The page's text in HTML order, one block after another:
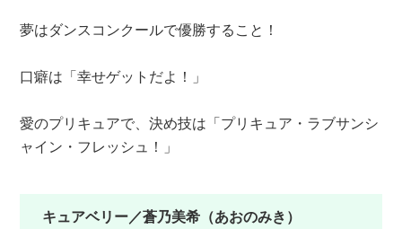
夢はダンスコンクールで優勝すること！
口癖は「幸せゲットだよ！」
愛のプリキュアで、決め技は「プリキュア・ラブサンシ
ャイン・フレッシュ！」
キュアベリー／蒼乃美希（あおのみき）